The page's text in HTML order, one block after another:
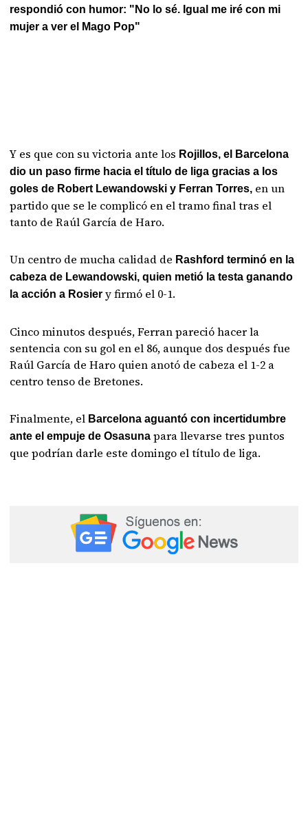
respondió con humor: "No lo sé. Igual me iré con mi
mujer a ver el Mago Pop"
Y es que con su victoria ante los Rojillos, el Barcelona
dio un paso firme hacia el título de liga gracias a los
goles de Robert Lewandowski y Ferran Torres, en un
partido que se le complicó en el tramo final tras el
tanto de Raúl García de Haro.
Un centro de mucha calidad de Rashford terminó en la
cabeza de Lewandowski, quien metió la testa ganando
la acción a Rosiery firmó el 0-1.
Cinco minutos después, Ferran pareció hacer la
sentencia con su gol en el 86, aunque dos después fue
Raúl García de Haro quien anotó de cabeza el 1-2 a
centro tenso de Bretones.
Finalmente, el Barcelona aguantó con incertidumbre
ante el empuje de Osasunapara llevarse tres puntos
que podrían darle este domingo el título de liga.